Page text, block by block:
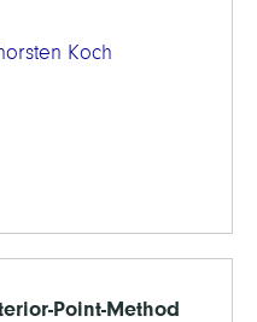
Koch
Point-Method